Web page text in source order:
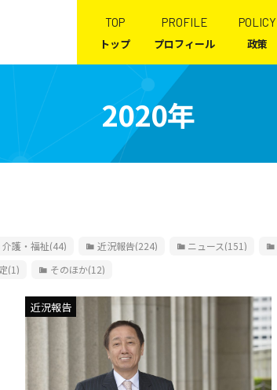
トップ
TOP
プロフィール
PROFILE
政策
POLICY
2020年
介護・福祉(44) 近況報告(224) ニュース(151)
(1) そのほか(12)
近況報告